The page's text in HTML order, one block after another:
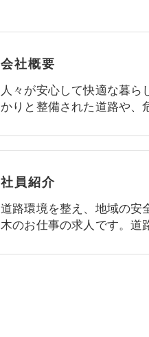
会社概要
人々が安心して快適な暮ら
かりと整備された道路や、
社員紹介
道路環境を整え、地域の安
木のお仕事の求人です。道